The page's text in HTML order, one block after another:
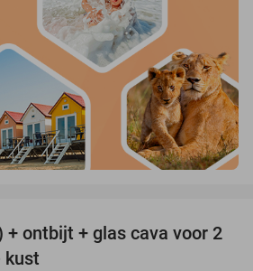
36%
+ ontbijt + glas cava voor 2
kust